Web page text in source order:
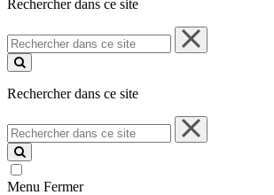
Rechercher dans ce site
Rechercher
dans
ce
Rechercher dans ce site
Rechercher
dans
ce
site
Menu Fermer